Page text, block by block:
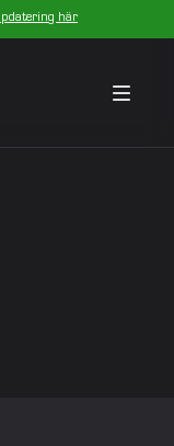
här